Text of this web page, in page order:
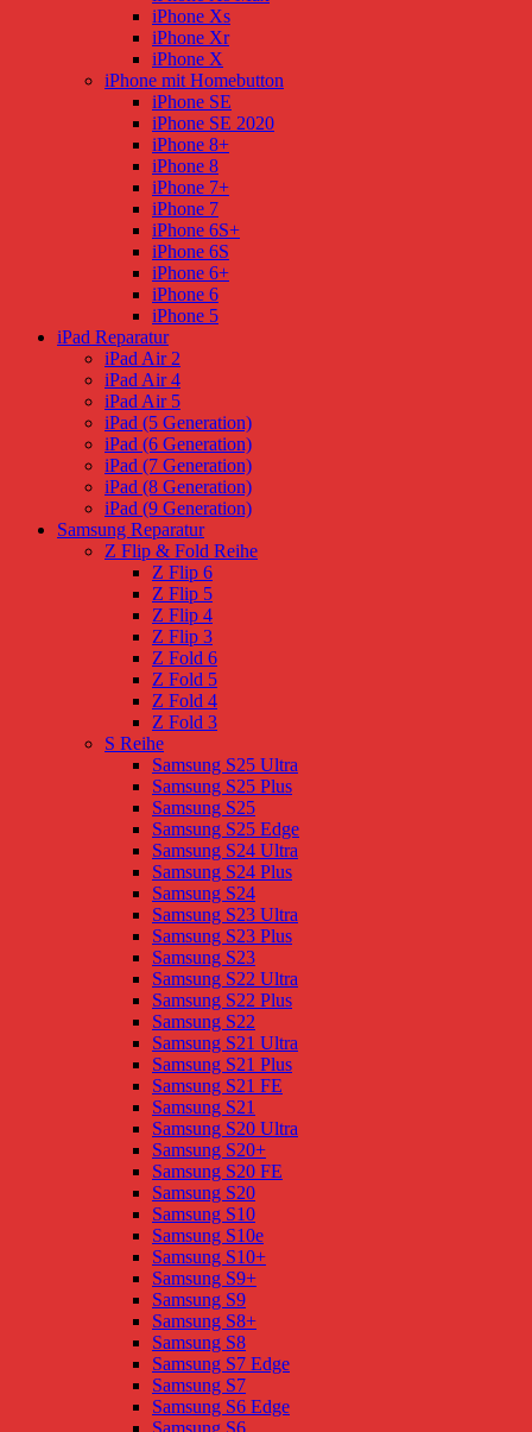
iPhone Xs
iPhone Xr
iPhone X
iPhone mit Homebutton
iPhone SE
iPhone SE 2020
iPhone 8+
iPhone 8
iPhone 7+
iPhone 7
iPhone 6S+
iPhone 6S
iPhone 6+
iPhone 6
iPhone 5
iPad Reparatur
iPad Air 2
iPad Air 4
iPad Air 5
iPad (5 Generation)
iPad (6 Generation)
iPad (7 Generation)
iPad (8 Generation)
iPad (9 Generation)
Samsung Reparatur
Z Flip & Fold Reihe
Z Flip 6
Z Flip 5
Z Flip 4
Z Flip 3
Z Fold 6
Z Fold 5
Z Fold 4
Z Fold 3
S Reihe
Samsung S25 Ultra
Samsung S25 Plus
Samsung S25
Samsung S25 Edge
Samsung S24 Ultra
Samsung S24 Plus
Samsung S24
Samsung S23 Ultra
Samsung S23 Plus
Samsung S23
Samsung S22 Ultra
Samsung S22 Plus
Samsung S22
Samsung S21 Ultra
Samsung S21 Plus
Samsung S21 FE
Samsung S21
Samsung S20 Ultra
Samsung S20+
Samsung S20 FE
Samsung S20
Samsung S10
Samsung S10e
Samsung S10+
Samsung S9+
Samsung S9
Samsung S8+
Samsung S8
Samsung S7 Edge
Samsung S7
Samsung S6 Edge
Samsung S6